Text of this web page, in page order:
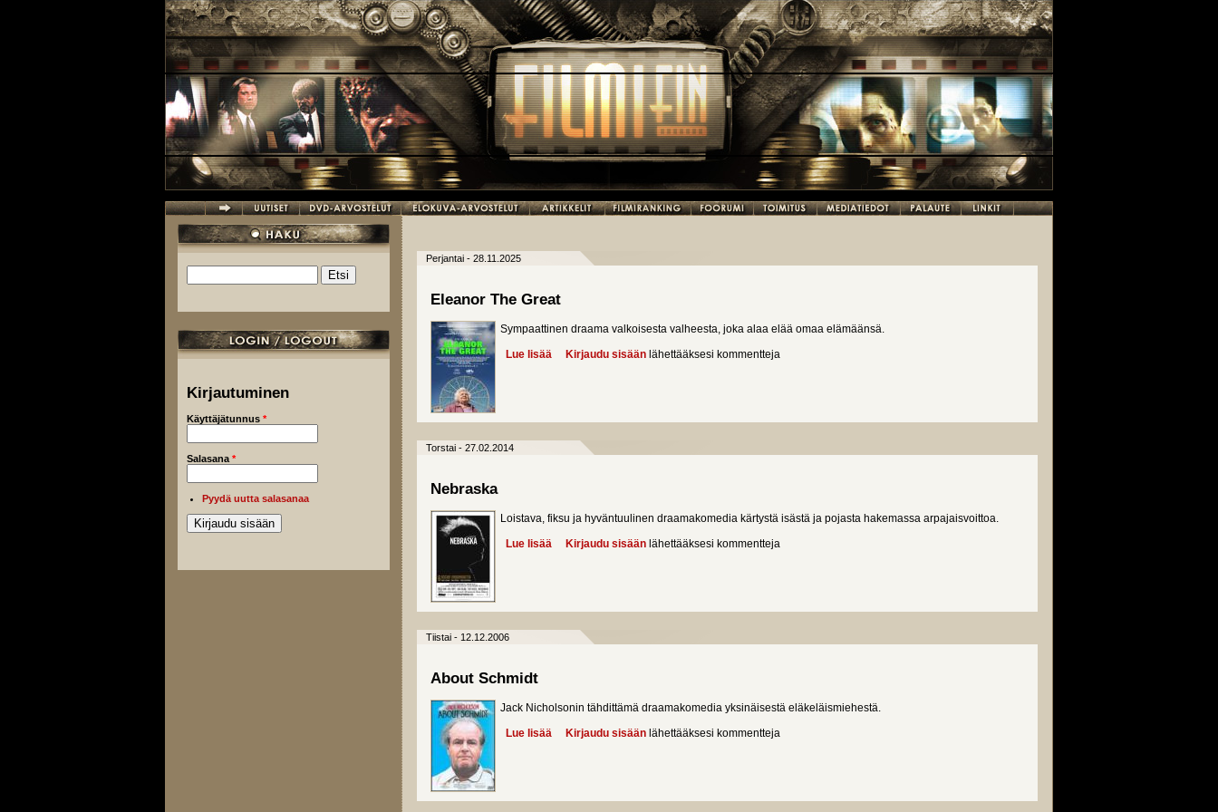
Hakulomake
Kirjautuminen
Käyttäjätunnus *
Salasana *
Pyydä uutta salasanaa
Perjantai - 28.11.2025
Eleanor The Great
Sympaattinen draama valkoisesta valheesta, joka alaa elää omaa elämäänsä.
Lue lisää about Eleanor The Great
Kirjaudu sisään lähettääksesi kommentteja
Torstai - 27.02.2014
Nebraska
Loistava, fiksu ja hyväntuulinen draamakomedia kärtystä isästä ja pojasta hakemassa arpajaisvoittoa.
Lue lisää about Nebraska
Kirjaudu sisään lähettääksesi kommentteja
Tiistai - 12.12.2006
About Schmidt
Jack Nicholsonin tähdittämä draamakomedia yksinäisestä eläkeläismiehestä.
Lue lisää about About Schmidt
Kirjaudu sisään lähettääksesi kommentteja